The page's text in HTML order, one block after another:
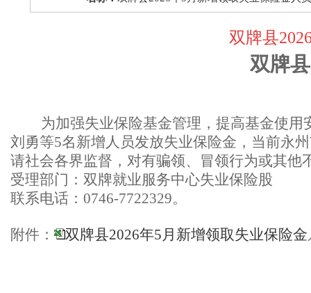
双牌县
双牌
为加强失业保险基金管理，提高基金使用
刘勇等5名新增人员发放失业保险金，当前永
请社会各界监督，对有骗领、冒领行为或其他
受理部门：双牌就业服务中心失业保险股
联系电话：0746-7722329。
附件： 双牌县2026年5月新增领取失业保险金